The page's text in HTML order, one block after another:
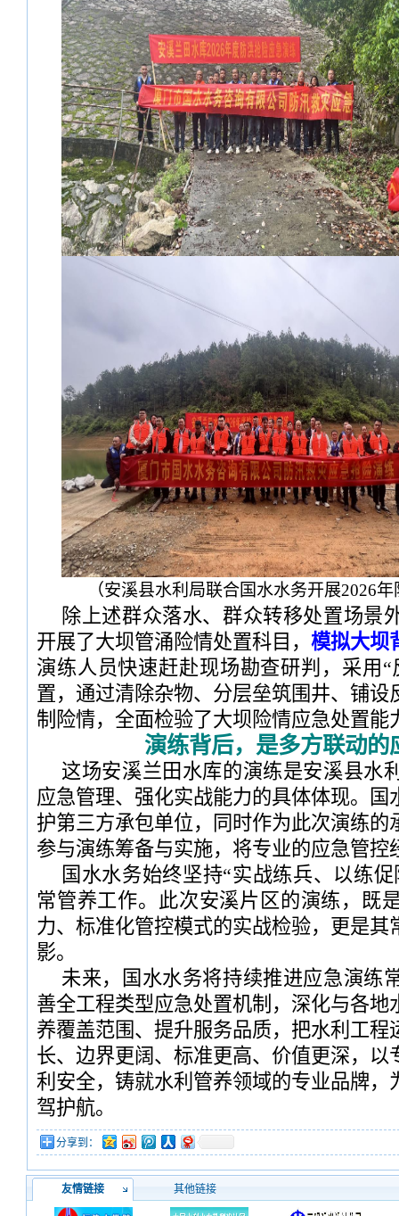
（安溪县水利局联合国水水务开展2026
除上述群众落水、群众转移处置场景
开展了大坝管涌险情处置科目， 模拟大坝
演练人员快速赶赴现场勘查研判，采用
置，通过清除杂物、分层垒筑围井、铺设
制险情，全面检验了大坝险情应急处置能
演练背后，是多方联动的
这场安溪兰田水库的演练是安溪县水
应急管理、强化实战能力的具体体现。国
护第三方承包单位，同时作为此次演练的
参与演练筹备与实施，将专业的应急管控
国水水务始终坚持“实战练兵、以练
常管养工作。此次安溪片区的演练，既
力、标准化管控模式的实战检验，更是其
影。
未来，国水水务将持续推进应急演练
善全工程类型应急处置机制，深化与各地
养覆盖范围、提升服务品质，把水利工程
长、边界更阔、标准更高、价值更深，以
利安全，铸就水利管养领域的专业品牌，
驾护航。
分享到：
友情链接 其他链接